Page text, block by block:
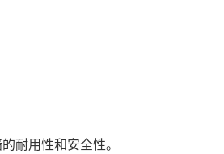
耐用性和安全性。